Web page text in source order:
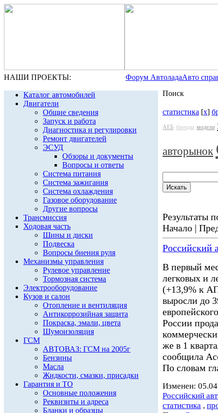
НАШИ ПРОЕКТЫ: Форум АвтоладаАвто
Каталог автомобилей
Двигатели
Общие сведения
Запуск и работа
Диагностика и регулировки
Ремонт двигателей
ЭСУД
Обзоры и документы
Вопросы и ответы
Система питания
Система зажигания
Система охлаждения
Газовое оборудование
Другие вопросы
Трансмиссия
Ходовая часть
Шины и диски
Подвеска
Вопросы биения руля
Механизмы управления
Рулевое управление
Тормозная система
Электрооборудование
Кузов и салон
Отопление и вентиляция
Антикоррозийная защита
Покраска, эмали, цвета
Шумоизоляция
ГСМ
АВТОВАЗ: ГСМ на 2005г
Бензины
Масла
Жидкости, смазки, присадки
Гарантия и ТО
Основные положения
Реквизиты и адреса
Бланки и образцы
Поиск
статистика [x]
АЕБ бренды модели
авторынок
Результаты
Начало |
Российский
В первый
легковых и
(+13,9% к
выросли до
России
же в 1
сообщила
По словам
Изменен:
Российский
статистика ,